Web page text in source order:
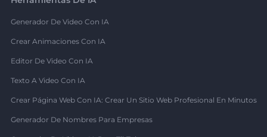
Generador De Video Con IA
Crear Animaciones Con IA
Editor De Video Con IA
Texto A Video Con IA
Crear Página Web Con IA: Crear Un Sitio Web Profesional En Minutos
Generador De Nombres Para Empresas